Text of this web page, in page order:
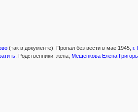
(так в документе). Пропал без вести в мае 1945, г.
. Родственники: жена, Мещенкова Елена